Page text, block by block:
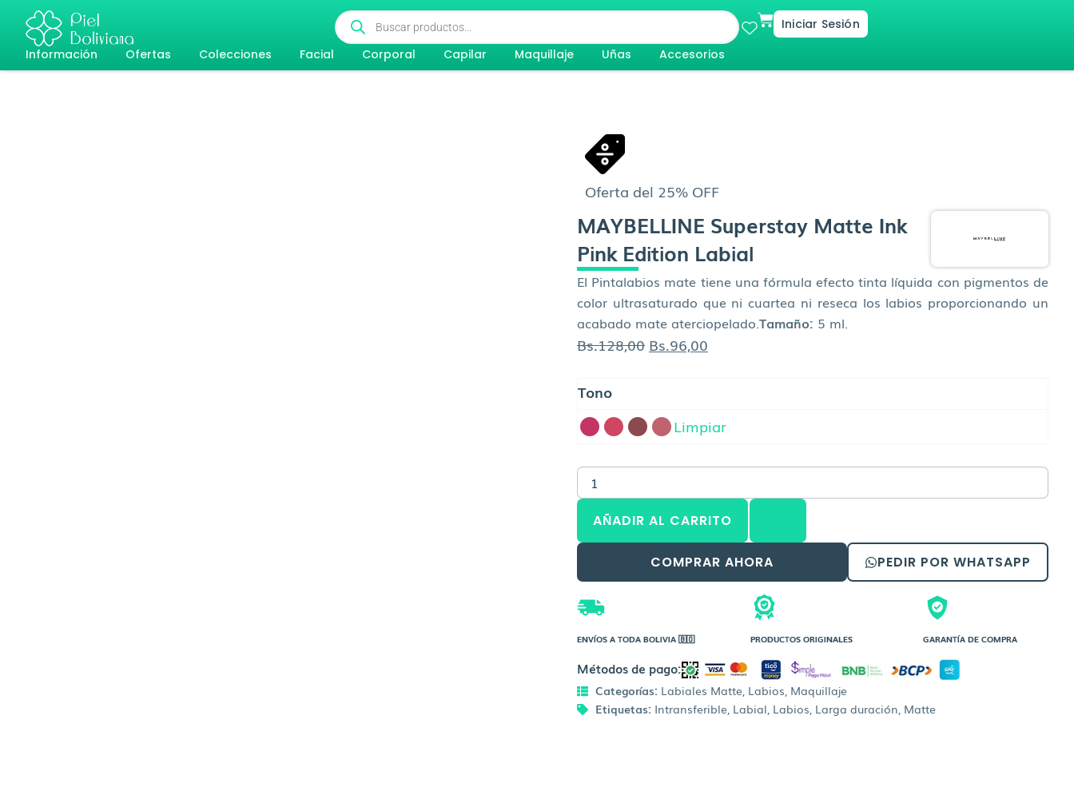
contenido
Búsqueda
de
productos
CartIniciar Sesión
Información
Ofertas Colecciones Facial Corporal Capilar Maquillaje Uñas Accesorios
Oferta del 25% OFF
MAYBELLINE Superstay Matte Ink
Pink Edition Labial
El Pintalabios mate tiene una fórmula efecto tinta líquida con pigmentos de
color ultrasaturado que ni cuartea ni reseca los labios proporcionando un
acabado mate aterciopelado.Tamaño: 5 ml.
Bs.128,00 El
era:
Bs.128,00.
Bs.96,00
Bs.96,00.
Tono
Limpiar
MAYBELLINE
Superstay
Matte
Ink
Edition
Labial
cantidad
AÑADIR AL CARRITO
COMPRAR AHORA PEDIR POR WHATSAPP
ENVÍOS A TODA BOLIVIA 🇧🇴 PRODUCTOS ORIGINALES GARANTÍA DE COMPRA
Métodos de pago:
Categorías: Labiales Matte, Labios Maquillaje
Etiquetas: Intransferible, Labial Labios Larga duración Matte